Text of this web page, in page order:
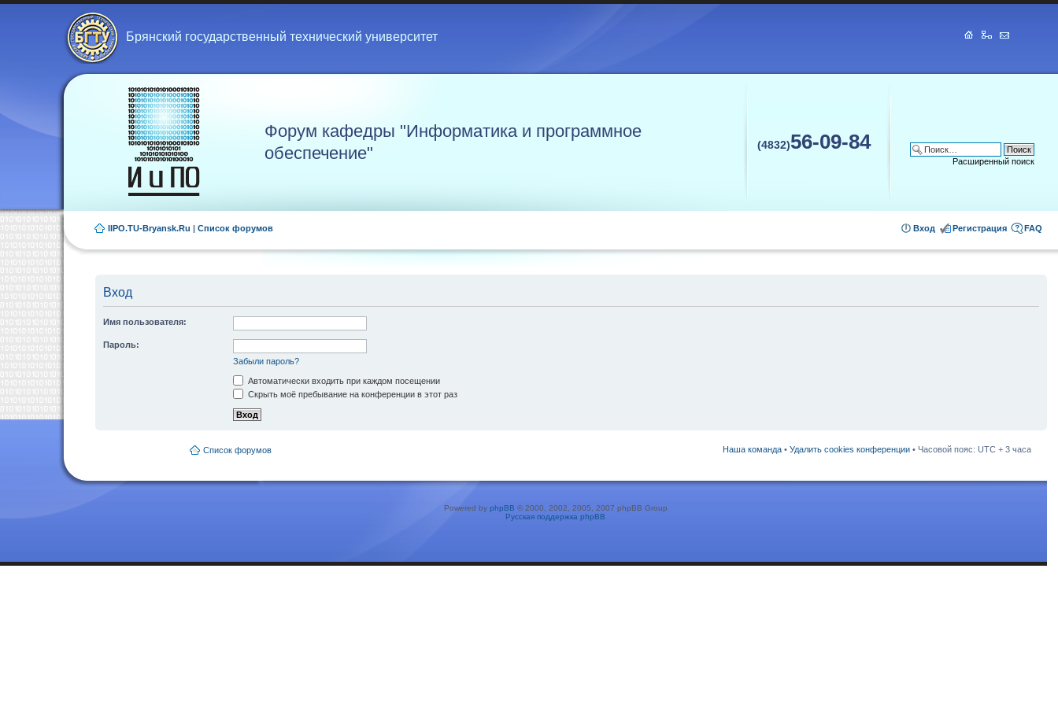
Брянский государственный технический университет
Форум кафедры "Информатика и программное
обеспечение"
(4832)56-09-84
Расширенный поиск
IIPO.TU-Bryansk.Ru | Список форумов FAQ
Регистрация
Вход
Вход
Имя пользователя:
Пароль:
Забыли пароль?
Автоматически входить при каждом посещении
Скрыть моё пребывание на конференции в этот раз
Список форумов Наша команда • Удалить cookies конференции • Часовой пояс: UTC + 3 часа
Powered by phpBB © 2000, 2002, 2005, 2007 phpBB Group
Русская поддержка phpBB